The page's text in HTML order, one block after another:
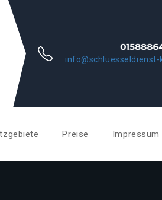
info@schluesseldienst-
Preise Impressum